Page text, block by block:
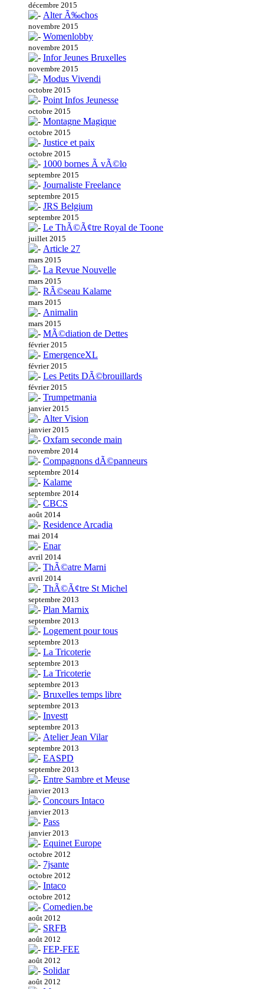
décembre 2015
Alter Ã‰chos
novembre 2015
Womenlobby
novembre 2015
Infor Jeunes Bruxelles
novembre 2015
Modus Vivendi
octobre 2015
Point Infos Jeunesse
octobre 2015
Montagne Magique
octobre 2015
Justice et paix
octobre 2015
1000 bornes Ã vÃ©lo
septembre 2015
Journaliste Freelance
septembre 2015
JRS Belgium
septembre 2015
Le ThÃ©Ã¢tre Royal de Toone
juillet 2015
Article 27
mars 2015
La Revue Nouvelle
mars 2015
RÃ©seau Kalame
mars 2015
Animalin
mars 2015
MÃ©diation de Dettes
février 2015
EmergenceXL
février 2015
Les Petits DÃ©brouillards
février 2015
Trumpetmania
janvier 2015
Alter Vision
janvier 2015
Oxfam seconde main
novembre 2014
Compagnons dÃ©panneurs
septembre 2014
Kalame
septembre 2014
CBCS
août 2014
Residence Arcadia
mai 2014
Enar
avril 2014
ThÃ©atre Marni
avril 2014
ThÃ©Ã¢tre St Michel
septembre 2013
Plan Marnix
septembre 2013
Logement pour tous
septembre 2013
La Tricoterie
septembre 2013
La Tricoterie
septembre 2013
Bruxelles temps libre
septembre 2013
Investt
septembre 2013
Atelier Jean Vilar
septembre 2013
EASPD
septembre 2013
Entre Sambre et Meuse
janvier 2013
Concours Intaco
janvier 2013
Pass
janvier 2013
Equinet Europe
octobre 2012
7jsante
octobre 2012
Intaco
octobre 2012
Comedien.be
août 2012
SRFB
août 2012
FEP-FEE
août 2012
Solidar
août 2012